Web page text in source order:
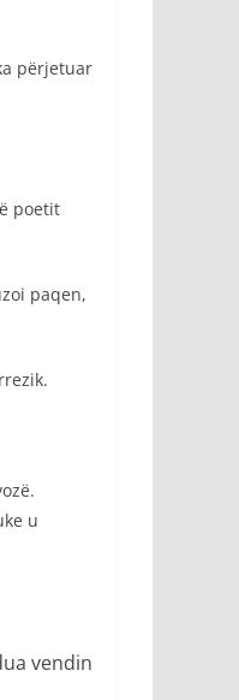
përjetuar
poetit
paqen,
u
vendin